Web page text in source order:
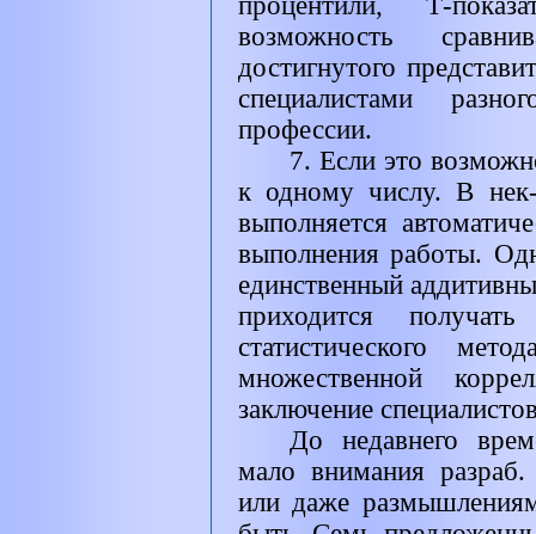
возможность
достигнутого
специалистами
профессии.
7. Если это
к одному числу. В
выполняется
выполнения работы.
единственный
приходится
статистического
множественной
заключение
До недавнего
мало внимания
или даже